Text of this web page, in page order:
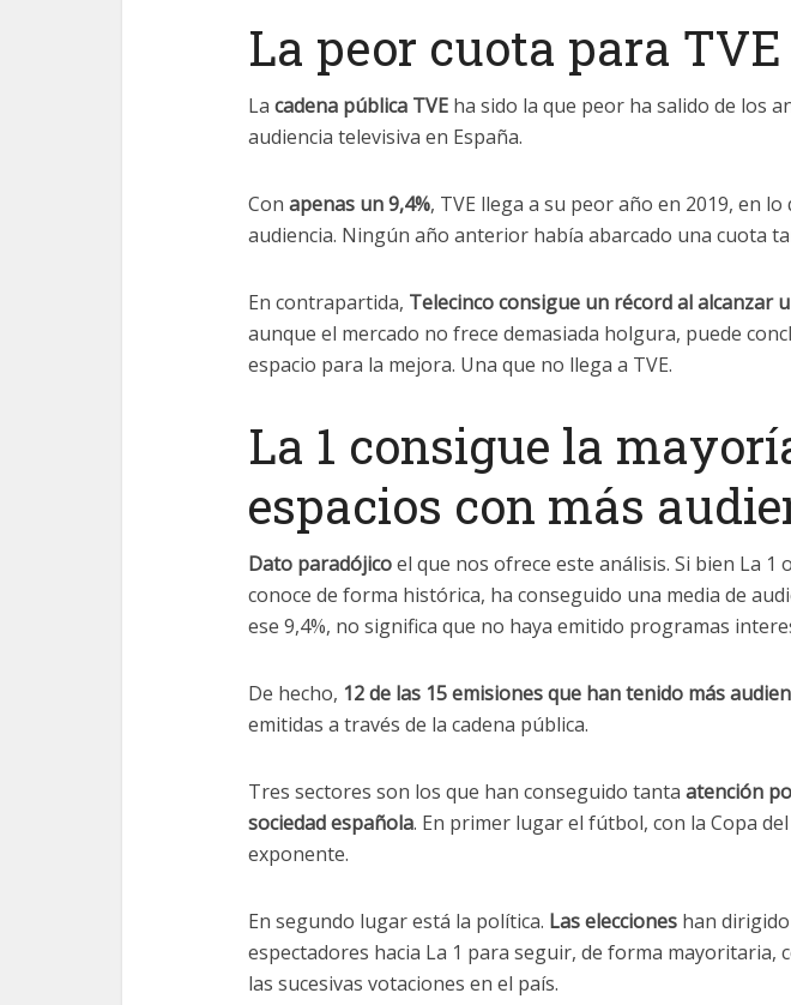
La peor cuota para TVE
La cadena pública TVE ha sido la que peor ha salido de los
audiencia televisiva en España.
Con apenas un 9,4%, TVE llega a su peor año en 2019, en lo
audiencia. Ningún año anterior había abarcado una cuota
En contrapartida, Telecinco consigue un récord al alcanzar
aunque el mercado no frece demasiada holgura, puede
espacio para la mejora. Una que no llega a TVE.
La 1 consigue la
espacios con más
Dato paradójicoel que nos ofrece este análisis. Si bien La 1
conoce de forma histórica, ha conseguido una media de
ese 9,4%, no significa que no haya emitido programas
De hecho, 12 de las 15 emisiones que han tenido más
emitidas a través de la cadena pública.
Tres sectores son los que han conseguido tanta atención
sociedad española. En primer lugar el fútbol, con la Copa
exponente.
En segundo lugar está la política. Las elecciones han
espectadores hacia La 1 para seguir, de forma mayoritaria,
las sucesivas votaciones en el país.